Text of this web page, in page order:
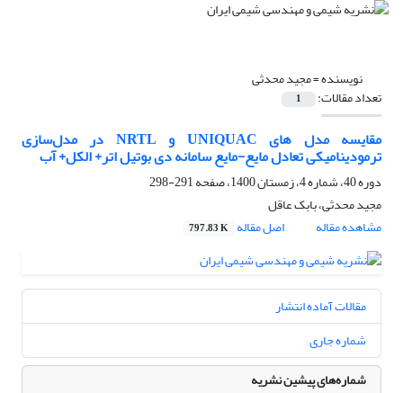
نویسنده =مجید محدثی
تعداد مقالات: 1
مقایسه مدل های UNIQUAC و NRTL در مدل‌سازی
ترمودینامیکی تعادل مایع-مایع سامانه دی بوتیل اتر+ الکل+ آب
دوره 40، شماره 4، زمستان 1400، صفحه
291-298
مجید محدثی، بابک عاقل
مشاهده مقاله
اصل مقاله 797.83 K
مقالات آماده انتشار
شماره جاری
شماره‌های پیشین نشریه